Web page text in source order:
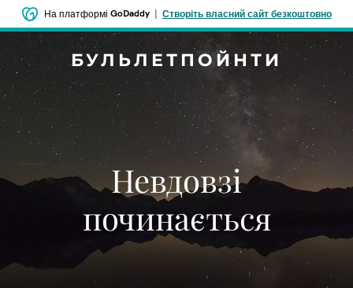
На платформі GoDaddy| Створіть власний сайт безкоштовно
БУЛЬЛЕТПОЙНТИ
Невдовзі
починається